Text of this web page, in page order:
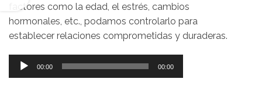
factores como la edad, el estrés, cambios
hormonales, etc., podamos controlarlo para
establecer relaciones comprometidas y duraderas.
Reproductor
de
00:00 00:00